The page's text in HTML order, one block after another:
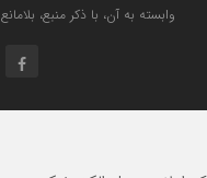
وابسته به آن، با ذکر منبع،